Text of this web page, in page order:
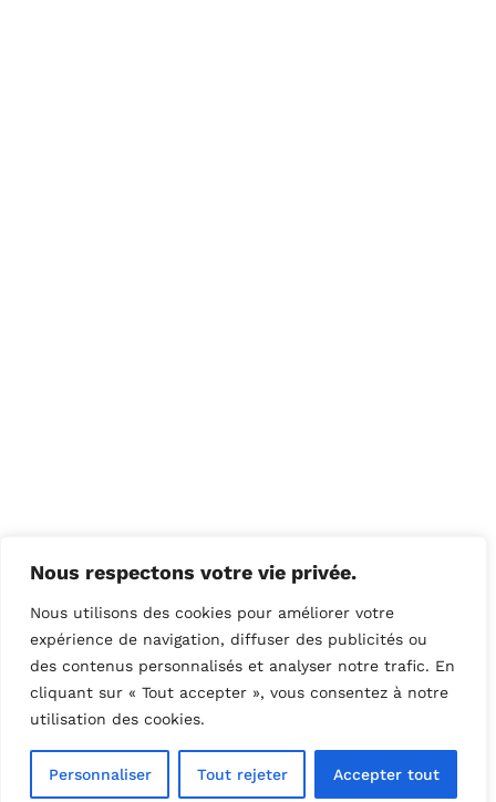
Nous respectons votre vie privée.
Nous utilisons des cookies pour améliorer votre
expérience de navigation, diffuser des publicités ou
des contenus personnalisés et analyser notre trafic. En
cliquant sur « Tout accepter », vous consentez à notre
utilisation des cookies.
Personnaliser Tout rejeter Accepter tout